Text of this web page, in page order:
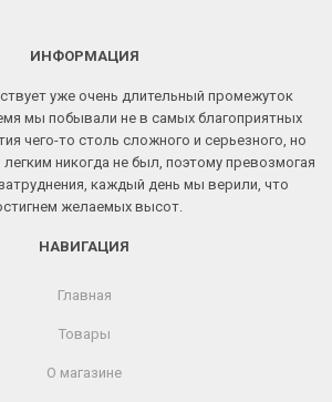
ИНФОРМАЦИЯ
уже очень длительный промежуток
мы побывали не в самых благоприятных
чего-то столь сложного и серьезного, но
никогда не был, поэтому превозмогая
каждый день мы верили, что
желаемых высот.
НАВИГАЦИЯ
Главная
Товары
О магазине